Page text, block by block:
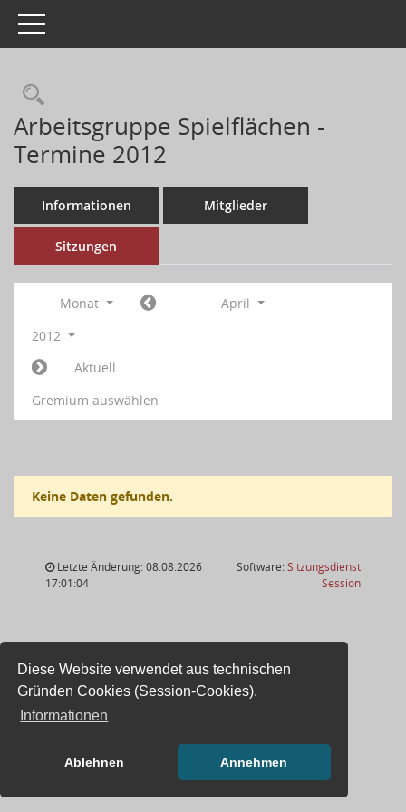
Diese Website verwendet aus technischen
Gründen Cookies (Session-Cookies).
Informationen
Ablehnen Annehmen
Toggle navigation
Arbeitsgruppe Spielflächen -
Termine 2012
Informationen Mitglieder
Sitzungen
Monat
April
2012
Aktuell
Gremium auswählen
Keine Daten gefunden.
Letzte Änderung: 08.08.2026
17:01:04
Software:Sitzungsdienst
Session(Wird in